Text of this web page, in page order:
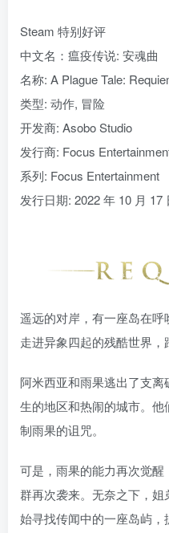
Steam 特别好评
中文名：瘟疫传说: 安魂曲
名称: A Plague Tale:
类型: 动作, 冒险
开发商: Asobo Studio
发行商: Focus
系列: Focus Entertainment
发行日期: 2022 年 10 月 17
遥远的对岸，有一座岛在
走进异象四起的残酷世界，
阿米西亚和雨果逃出了支
生的地区和热闹的城市。
制雨果的诅咒。
可是，雨果的能力再次觉
群再次袭来。无奈之下，
始寻找传闻中的一座岛屿